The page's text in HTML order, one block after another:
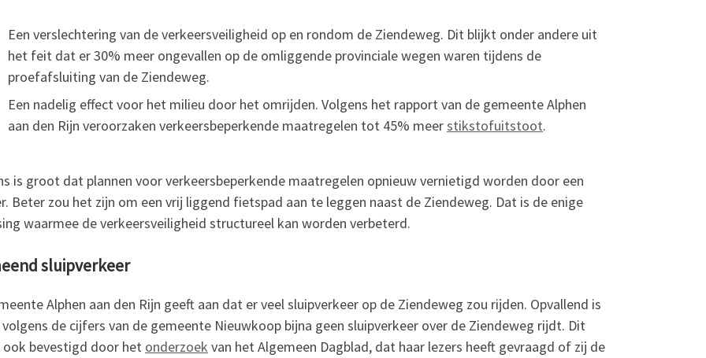
Een verslechtering van de verkeersveiligheid op en rondom de Ziendeweg. Dit blijkt onder andere uit
het feit dat er 30% meer ongevallen op de omliggende provinciale wegen waren tijdens de
proefafsluiting van de Ziendeweg.
Een nadelig effect voor het milieu door het omrijden. Volgens het rapport van de gemeente Alphen
aan den Rijn veroorzaken verkeersbeperkende maatregelen tot 45% meerstikstofuitstoot.
is groot dat plannen voor verkeersbeperkende maatregelen opnieuw vernietigd worden door een
Beter zou het zijn om een vrij liggend fietspad aan te leggen naast de Ziendeweg. Dat is de enige
waarmee de verkeersveiligheid structureel kan worden verbeterd.
sluipverkeer
Alphen aan den Rijn geeft aan dat er veel sluipverkeer op de Ziendeweg zou rijden. Opvallend is
de cijfers van de gemeente Nieuwkoop bijna geen sluipverkeer over de Ziendeweg rijdt. Dit
bevestigd door het onderzoek van het Algemeen Dagblad, dat haar lezers heeft gevraagd of zij de